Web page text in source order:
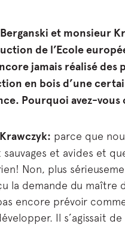
et monsieur
de l’Ecole
jamais réalisé des
en bois d’une
Pourquoi avez-vous
parce que
et avides et
Non, plus
la demande du maître
encore prévoir
Il s’agissait